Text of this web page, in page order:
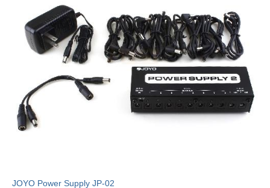
JOYO Power Supply JP-02